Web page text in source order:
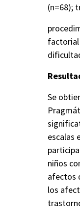
(n=68);
factorial
Se
escalas
niños
afectos
los